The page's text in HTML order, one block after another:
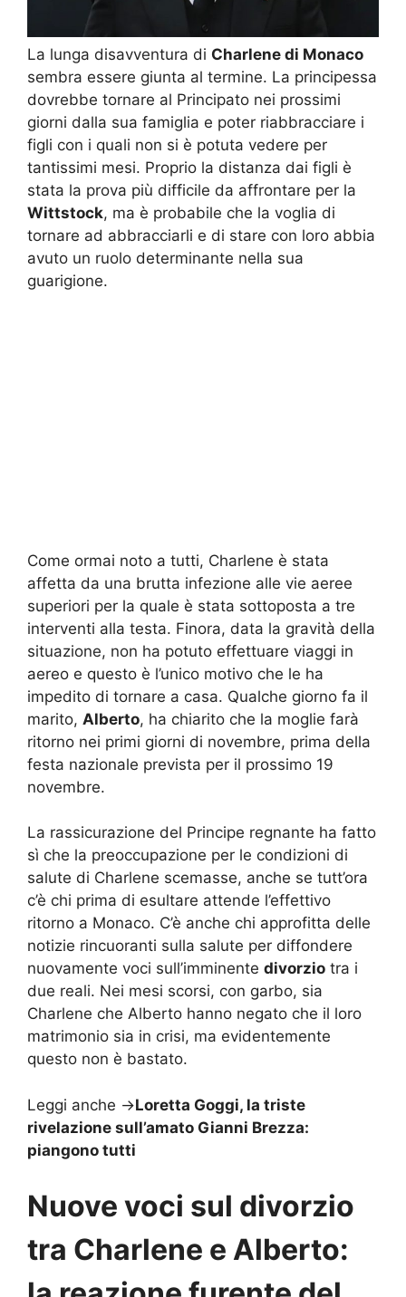
La lunga disavventura di Charlene di Monaco
sembra essere giunta al termine. La principessa
dovrebbe tornare al Principato nei prossimi
giorni dalla sua famiglia e poter riabbracciare i
figli con i quali non si è potuta vedere per
tantissimi mesi. Proprio la distanza dai figli è
stata la prova più difficile da affrontare per la
Wittstock, ma è probabile che la voglia di
tornare ad abbracciarli e di stare con loro abbia
avuto un ruolo determinante nella sua
guarigione.
Come ormai noto a tutti, Charlene è stata
affetta da una brutta infezione alle vie aeree
superiori per la quale è stata sottoposta a tre
interventi alla testa. Finora, data la gravità della
situazione, non ha potuto effettuare viaggi in
aereo e questo è l’unico motivo che le ha
impedito di tornare a casa. Qualche giorno fa il
marito, Alberto, ha chiarito che la moglie farà
ritorno nei primi giorni di novembre, prima della
festa nazionale prevista per il prossimo 19
novembre.
La rassicurazione del Principe regnante ha fatto
sì che la preoccupazione per le condizioni di
salute di Charlene scemasse, anche se tutt’ora
c’è chi prima di esultare attende l’effettivo
ritorno a Monaco. C’è anche chi approfitta delle
notizie rincuoranti sulla salute per diffondere
nuovamente voci sull’imminente divorzio tra i
due reali. Nei mesi scorsi, con garbo, sia
Charlene che Alberto hanno negato che il loro
matrimonio sia in crisi, ma evidentemente
questo non è bastato.
Leggi anche ->Loretta Goggi, la triste
rivelazione sull’amato Gianni Brezza:
piangono tutti
Nuove voci sul divorzio
tra Charlene e Alberto: